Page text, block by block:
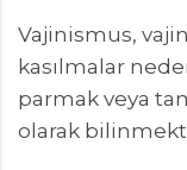
Vajinismus,
kasılmalar
parmak veya
olarak